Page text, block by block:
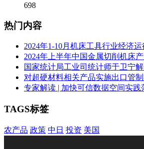
698
热门内容
2024年1-10月机床工具行业经济运
2024年上半年中国金属切削机床
国家统计局工业司统计师于卫宁
对超硬材料相关产品实施出口管
专家解读 | 加快可信数据空间实践
TAGS标签
农产品 政策 中日 投资 美国